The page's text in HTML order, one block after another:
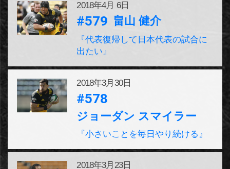
2018年4月 6日
#579 畠山 健介
『代表復帰して日本代表の試合に
出たい』
2018年3月30日
#578
ジョーダン スマイラー
『小さいことを毎日やり続ける』
2018年3月23日